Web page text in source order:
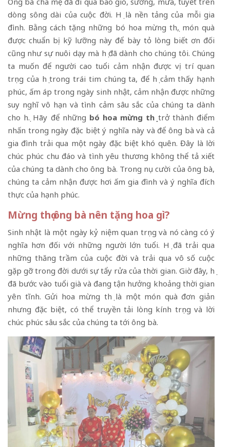
dòng sông dài của cuộc đời. Họ là nền tảng của mỗi gia
đình. Bằng cách tặng những bó hoa mừng thọ, món quà
được chuẩn bị kỹ lưỡng này để bày tỏ lòng biết ơn đối
cũng như sự nuôi dạy mà họ đã dành cho chúng tôi. Chúng
ta muốn để người cao tuổi cảm nhận được vị trí quan
trọng của họ trong trái tim chúng ta, để họ cảm thấy hạnh
phúc, ấm áp trong ngày sinh nhật, cảm nhận được những
suy nghĩ vô hạn và tình cảm sâu sắc của chúng ta dành
cho họ. Hãy để những bó hoa mừng thọ trở thành điểm
nhấn trong ngày đặc biệt ý nghĩa này và để ông bà và cả
gia đình trải qua một ngày đặc biệt khó quên. Đây là lời
chúc phúc chu đáo và tình yêu thương không thể tả xiết
của chúng ta dành cho ông bà. Trong nụ cười của ông bà,
chúng ta cảm nhận được hơi ấm gia đình và ý nghĩa đích
thực của hạnh phúc.
Mừng thọ ông bà nên tặng hoa gì?
Sinh nhật là một ngày kỷ niệm quan trọng và nó càng có ý
nghĩa hơn đối với những người lớn tuổi. Họ đã trải qua
những thăng trầm của cuộc đời và trải qua vô số cuộc
gặp gỡ trong đời dưới sự tẩy rửa của thời gian. Giờ đây, họ
đã bước vào tuổi già và đang tận hưởng khoảng thời gian
yên tĩnh. Gửi hoa mừng thọ là một món quà đơn giản
nhưng đặc biệt, có thể truyền tải lòng kính trọng và lời
chúc phúc sâu sắc của chúng ta tới ông bà.